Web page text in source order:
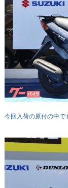
今回入荷の原付の中で